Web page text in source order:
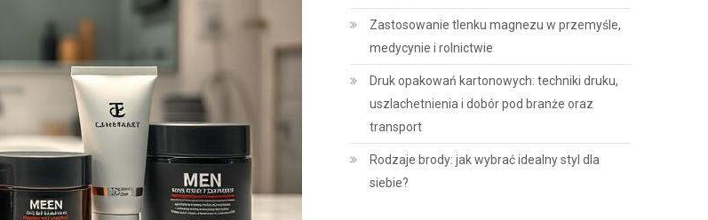
Zastosowanie tlenku magnezu w przemyśle,
medycynie i rolnictwie
Druk opakowań kartonowych: techniki druku,
uszlachetnienia i dobór pod branże oraz
transport
Rodzaje brody: jak wybrać idealny styl dla
siebie?